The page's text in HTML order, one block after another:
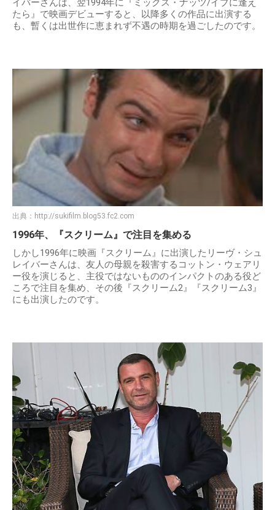
イバーさんは、翌1994年に『ミックス・ナッツ/イブに逢え
たら』で映画デビューすると、以降多くの作品に出演する
も、暫くは出世作に恵まれず不遇の時期を過ごしたのです。
出典： http://sukifilm.blog53.fc2.com
1996年、『スクリーム』で注目を集める
しかし1996年に映画『スクリーム』に出演したリーヴ・シュ
レイバーさんは、友人の母親を殺害するコットン・ウェアリ
ー役を演じると、主役ではないもののインパクトのある役ど
ころで注目を集め、その後『スクリーム2』『スクリーム3』
にも出演したのです。